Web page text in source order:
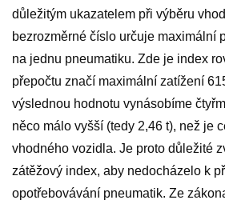
důležitým ukazatelem při výběru
bezrozměrné číslo určuje maximální
na jednu pneumatiku. Zde je index
přepočtu značí maximální zatížení
výslednou hodnotu vynásobíme
něco málo vyšší (tedy 2,46 t), než je
vhodného vozidla. Je proto důležité
zátěžový index, aby nedocházelo k
opotřebovávání pneumatik. Ze